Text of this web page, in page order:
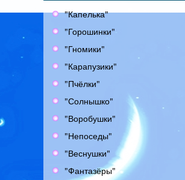
"Капелька"
"Горошинки"
"Гномики"
"Карапузики"
"Пчёлки"
"Солнышко"
"Воробушки"
"Непоседы"
"Веснушки"
"Фантазёры"